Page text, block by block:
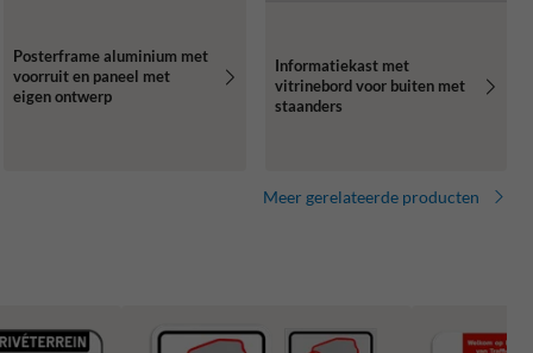
Posterframe aluminium met
voorruit en paneel met
eigen ontwerp
Informatiekast met
vitrinebord voor buiten met
staanders
Meer gerelateerde producten